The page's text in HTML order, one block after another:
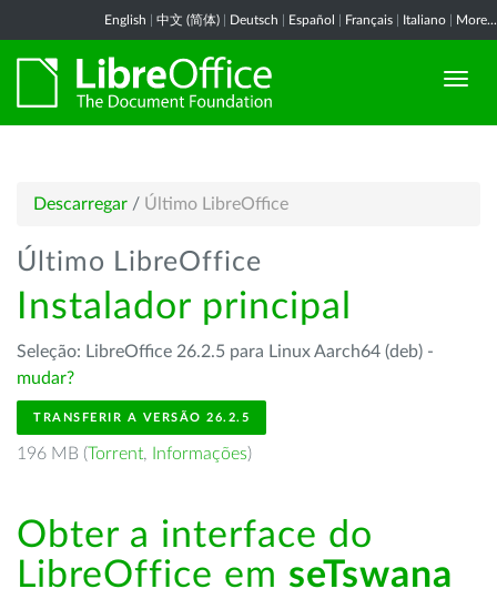
English 中文 (简体) Deutsch Español Français Italiano More...
Descarregar / Último LibreOffice
Último LibreOffice
Instalador principal
Seleção: LibreOffice 26.2.5 para Linux Aarch64 (deb) -
mudar?
TRANSFERIR A VERSÃO 26.2.5
196 MB (Torrent, Informações)
Obter a interface do
LibreOffice em seTswana